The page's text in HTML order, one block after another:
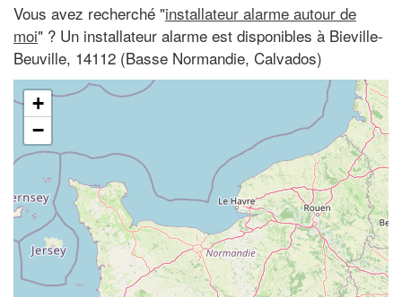
Vous avez recherché "installateur alarme autour de
moi" ? Un installateur alarme est disponibles à Bieville-
Beuville, 14112 (Basse Normandie, Calvados)
+
−